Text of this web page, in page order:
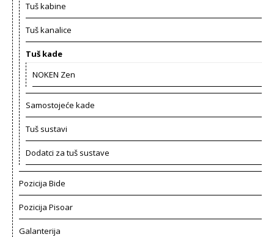
Tuš kabine
Tuš kanalice
Tuš kade
NOKEN Zen
Samostojeće kade
Tuš sustavi
Dodatci za tuš sustave
Pozicija Bide
Pozicija Pisoar
Galanterija